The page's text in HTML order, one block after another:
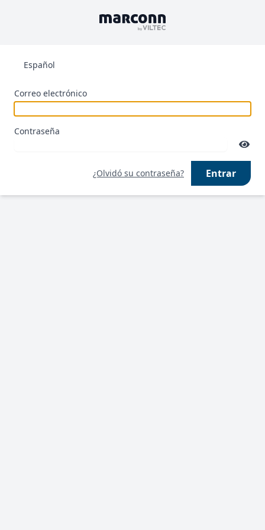
Español
Correo electrónico
Contraseña
¿Olvidó su contraseña? Entrar